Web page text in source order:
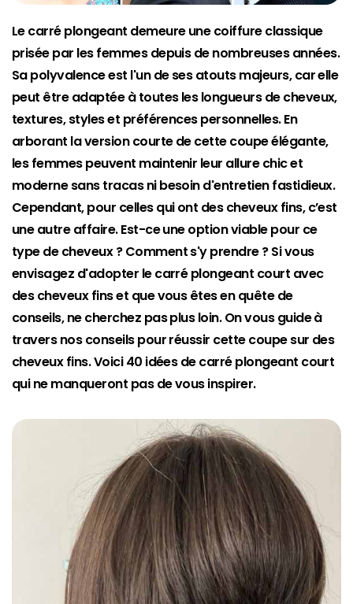
Le carré plongeant demeure une coiffure classique
prisée par les femmes depuis de nombreuses années.
Sa polyvalence est l'un de ses atouts majeurs, car elle
peut être adaptée à toutes les longueurs de cheveux,
textures, styles et préférences personnelles. En
arborant la version courte de cette coupe élégante,
les femmes peuvent maintenir leur allure chic et
moderne sans tracas ni besoin d'entretien fastidieux.
Cependant, pour celles qui ont des cheveux fins, c’est
une autre affaire. Est-ce une option viable pour ce
type de cheveux ? Comment s'y prendre ? Si vous
envisagez d'adopter le carré plongeant court avec
des cheveux fins et que vous êtes en quête de
conseils, ne cherchez pas plus loin. On vous guide à
travers nos conseils pour réussir cette coupe sur des
cheveux fins. Voici 40 idées de carré plongeant court
qui ne manqueront pas de vous inspirer.